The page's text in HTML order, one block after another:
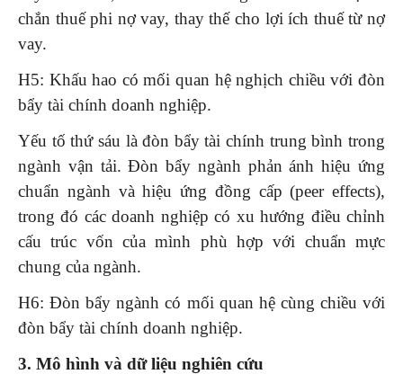
chắn thuế phi nợ vay, thay thế cho lợi ích thuế từ nợ
vay.
H5: Khấu hao có mối quan hệ nghịch chiều với đòn
bẩy tài chính doanh nghiệp.
Yếu tố thứ sáu là đòn bẩy tài chính trung bình trong
ngành vận tải. Đòn bẩy ngành phản ánh hiệu ứng
chuẩn ngành và hiệu ứng đồng cấp (peer effects),
trong đó các doanh nghiệp có xu hướng điều chỉnh
cấu trúc vốn của mình phù hợp với chuẩn mực
chung của ngành.
H6: Đòn bẩy ngành có mối quan hệ cùng chiều với
đòn bẩy tài chính doanh nghiệp.
3. Mô hình và dữ liệu nghiên cứu